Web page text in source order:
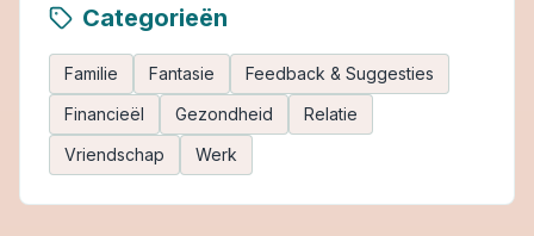
Categorieën
Familie Fantasie
Feedback & Suggesties
Financieël
Gezondheid
Relatie
Vriendschap
Werk